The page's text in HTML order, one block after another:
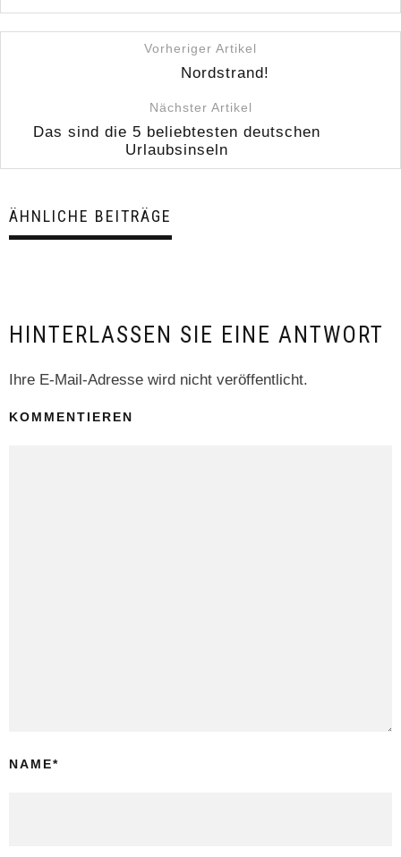
Vorheriger Artikel
Nordstrand!
Nächster Artikel
Das sind die 5 beliebtesten deutschen
Urlaubsinseln
ÄHNLICHE BEITRÄGE
HINTERLASSEN SIE EINE ANTWORT
Ihre E-Mail-Adresse wird nicht veröffentlicht.
KOMMENTIEREN
NAME*